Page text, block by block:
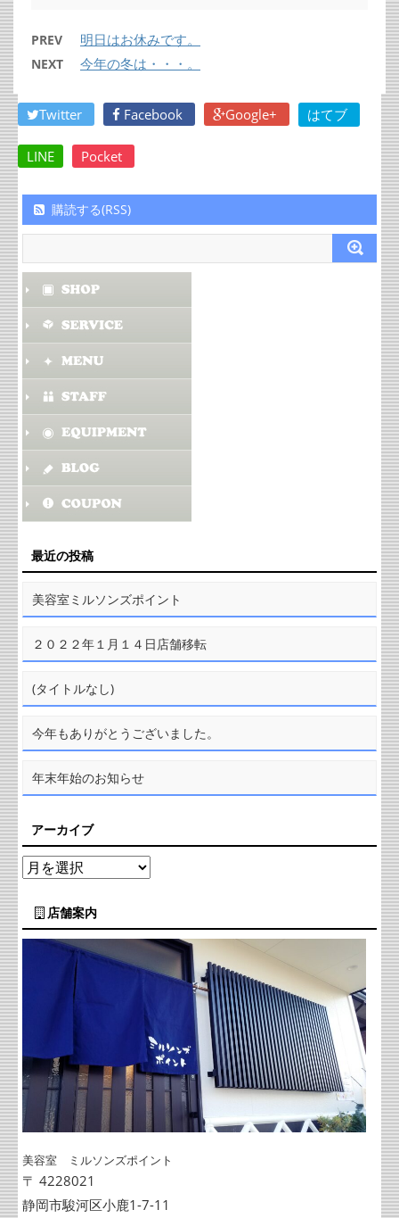
PREV 明日はお休みです。
NEXT 今年の冬は・・・。
Twitter Facebook Google+ はてブ
LINE Pocket
購読する(RSS)
最近の投稿
美容室ミルソンズポイント
２０２２年１月１４日店舗移転
(タイトルなし)
今年もありがとうございました。
年末年始のお知らせ
アーカイブ
店舗案内
美容室 ミルソンズポイント
〒 4228021
静岡市駿河区小鹿1-7-11